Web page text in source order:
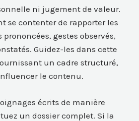
ni jugement de valeur.
se contenter de rapporter les
gestes observés,
Guidez-les dans cette
un cadre structuré,
le contenu.
écrits de manière
un dossier complet. Si la